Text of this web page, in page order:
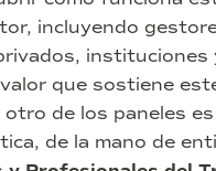
incluyendo
instituciones
que sostiene
otro de los paneles
de la mano de